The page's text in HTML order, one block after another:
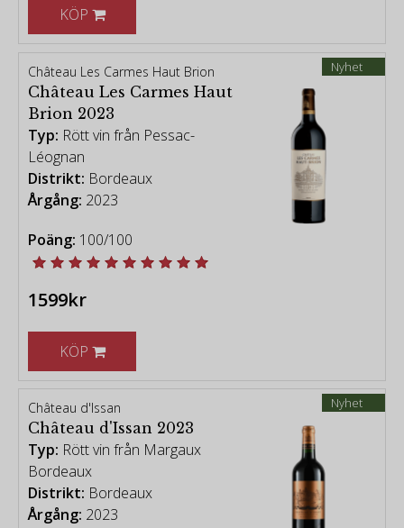
KÖP
Nyhet
Château Les Carmes Haut Brion
Château Les Carmes Haut
Brion 2023
Typ: Rött vin från Pessac-
Léognan
Distrikt: Bordeaux
Årgång: 2023
Poäng: 100/100
1599kr
KÖP
Nyhet
Château d'Issan
Château d'Issan 2023
Typ: Rött vin från Margaux
Bordeaux
Distrikt: Bordeaux
Årgång: 2023